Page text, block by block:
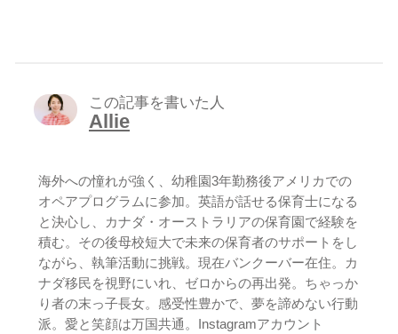
この記事を書いた人
Allie
海外への憧れが強く、幼稚園3年勤務後アメリカでの
オペアプログラムに参加。英語が話せる保育士になる
と決心し、カナダ・オーストラリアの保育園で経験を
積む。その後母校短大で未来の保育者のサポートをし
ながら、執筆活動に挑戦。現在バンクーバー在住。カ
ナダ移民を視野にいれ、ゼロからの再出発。ちゃっか
り者の末っ子長女。感受性豊かで、夢を諦めない行動
派。愛と笑顔は万国共通。Instagramアカウント